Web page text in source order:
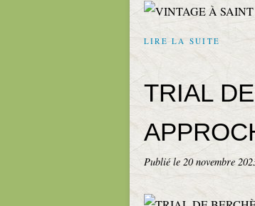
LIRE LA SUITE
TRIAL
Publié le 20 novembre